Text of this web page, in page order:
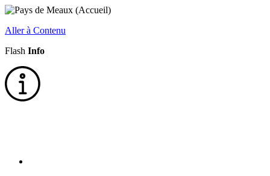
Aller à Contenu
Flash Info